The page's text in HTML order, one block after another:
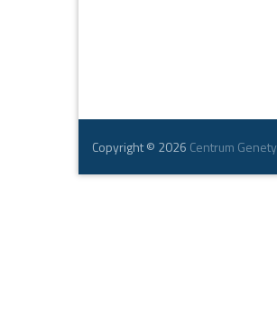
Copyright © 2026 Centrum